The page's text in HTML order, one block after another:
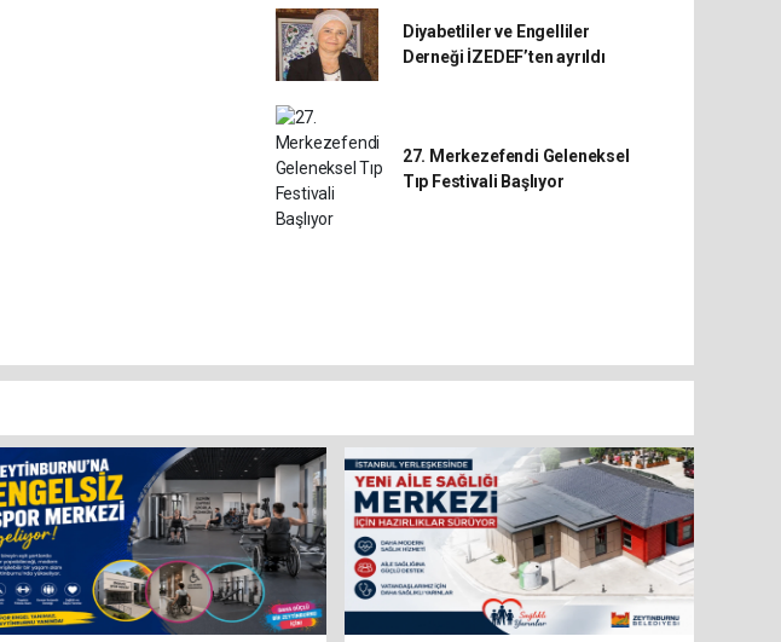
Diyabetliler ve Engelliler
Derneği İZEDEF’ten ayrıldı
27. Merkezefendi Geleneksel
Tıp Festivali Başlıyor